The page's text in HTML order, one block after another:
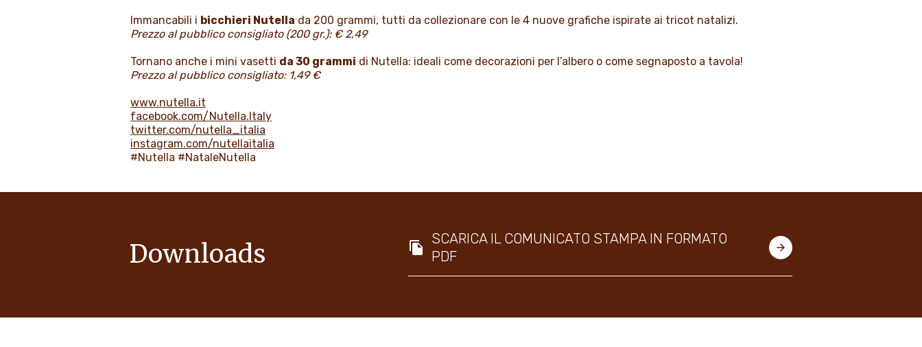
Immancabili i bicchieri Nutella da 200 grammi, tutti da collezionare con le 4 nuove grafiche ispirate ai tricot natalizi.
Prezzo al pubblico consigliato (200 gr.): € 2,49
Tornano anche i mini vasetti da 30 grammi di Nutella: ideali come decorazioni per l’albero o come segnaposto a tavola!
Prezzo al pubblico consigliato: 1,49 €
www.nutella.it
facebook.com/Nutella.Italy
twitter.com/nutella_italia
instagram.com/nutellaitalia
#Nutella #NataleNutella
Downloads
SCARICA IL COMUNICATO STAMPA IN FORMATO
PDF